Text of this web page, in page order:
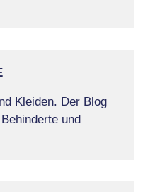
Kleiden. Der Blog
und